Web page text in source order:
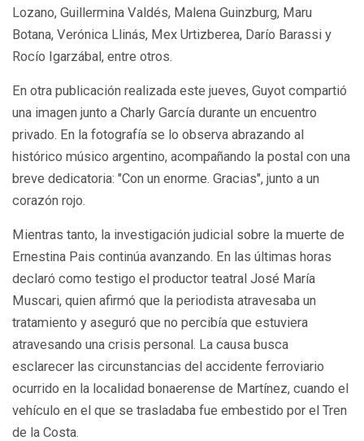
Lozano, Guillermina Valdés, Malena Guinzburg, Maru
Botana, Verónica Llinás, Mex Urtizberea, Darío Barassi y
Rocío Igarzábal, entre otros.
En otra publicación realizada este jueves, Guyot compartió
una imagen junto a Charly García durante un encuentro
privado. En la fotografía se lo observa abrazando al
histórico músico argentino, acompañando la postal con una
breve dedicatoria: "Con un enorme. Gracias", junto a un
corazón rojo.
Mientras tanto, la investigación judicial sobre la muerte de
Ernestina Pais continúa avanzando. En las últimas horas
declaró como testigo el productor teatral José María
Muscari, quien afirmó que la periodista atravesaba un
tratamiento y aseguró que no percibía que estuviera
atravesando una crisis personal. La causa busca
esclarecer las circunstancias del accidente ferroviario
ocurrido en la localidad bonaerense de Martínez, cuando el
vehículo en el que se trasladaba fue embestido por el Tren
de la Costa.